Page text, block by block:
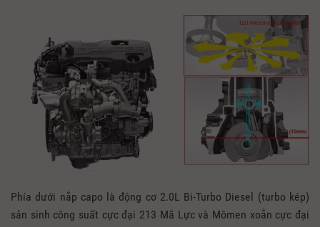
Phía dưới nắp capo là động cơ 2.0L Bi-Turbo Diesel (turbo kép)
sản sinh công suất cực đại 213 Mã Lực và Mômen xoắn cực đại